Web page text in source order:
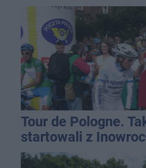
Tour de Pologne.
startowali z